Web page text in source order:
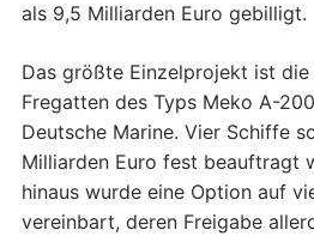
als 9,5 Milliarden Euro gebilligt.
Das größte Einzelprojekt ist
Fregatten des Typs Meko A-
Deutsche Marine. Vier Schiffe
Milliarden Euro fest beauftragt
hinaus wurde eine Option auf
vereinbart, deren Freigabe